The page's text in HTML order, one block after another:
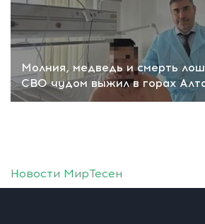
Молния, медведь и смерть
СВО чудом выжил в горах
Новости МирТесен